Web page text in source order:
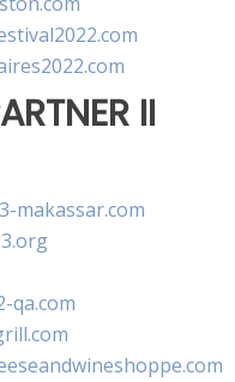
II
makassar.com
qa.com